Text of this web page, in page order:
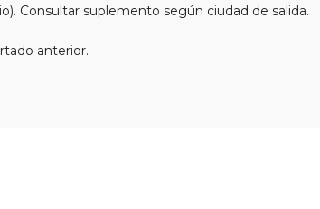
Consultar suplemento según ciudad de salida.
anterior.